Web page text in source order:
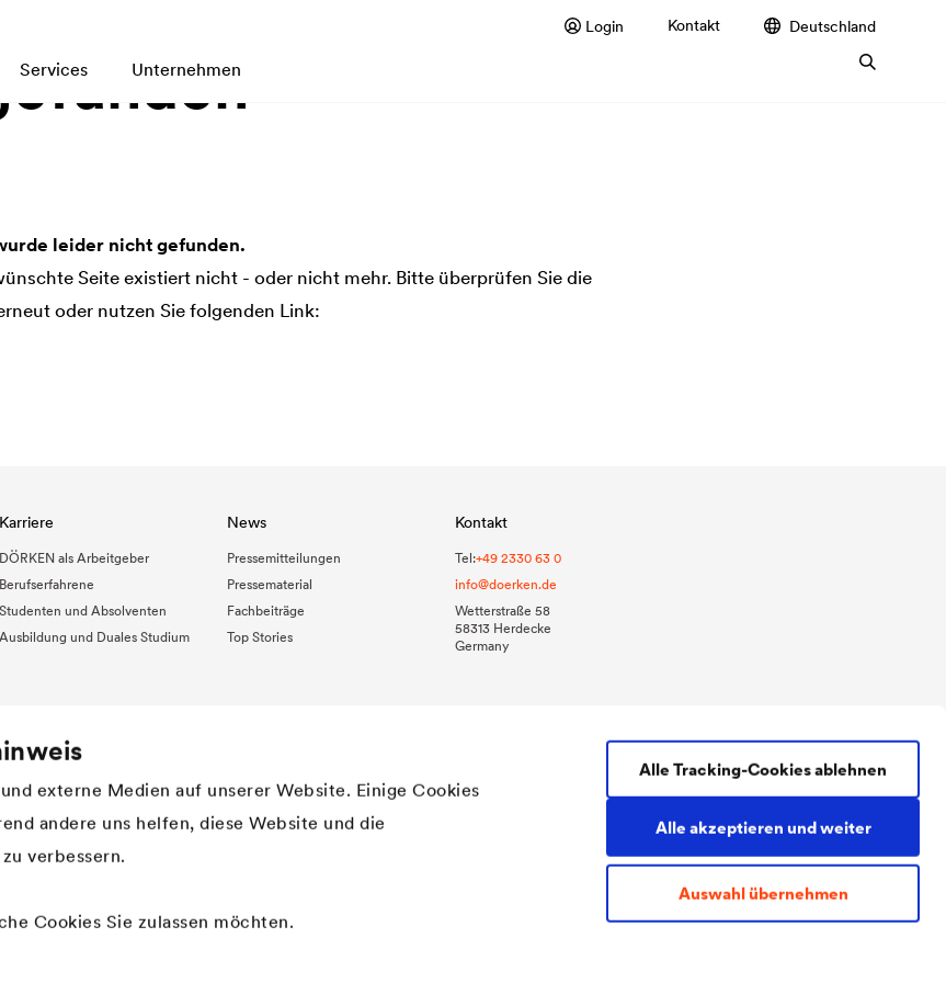
externe Medien auf unserer Website. Einige Cookies
andere uns helfen, diese Website und die
verbessern.
Cookies Sie zulassen möchten.
Alle akzeptieren und weiter
Auswahl übernehmen
Alle Tracking-Cookies ablehnen
Login Kontakt Deutschland
Services Unternehmen
leider nicht gefunden.
Seite existiert nicht - oder nicht mehr. Bitte überprüfen Sie die
oder nutzen Sie folgenden Link:
Karriere
DÖRKEN als Arbeitgeber
Berufserfahrene
Studenten und Absolventen
Ausbildung und Duales Studium
News
Pressemitteilungen
Pressematerial
Fachbeiträge
Top Stories
Kontakt
Tel:+49 2330 63 0
info@doerken.de
Wetterstraße 58
58313 Herdecke
Germany
Datenschutz